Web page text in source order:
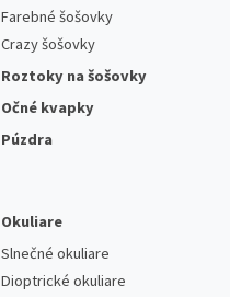
Farebné šošovky
Crazy šošovky
Roztoky na šošovky
Očné kvapky
Púzdra
Okuliare
Slnečné okuliare
Dioptrické okuliare